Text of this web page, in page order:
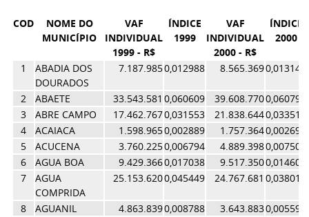
COD
NOME DO
MUNICÍPIO
VAF
INDIVIDUAL
1999 - R$
ÍNDICE
1999
VAF
INDIVIDUAL
2000 - R$
ÍNDICE
2000
1
ABADIA DOS
DOURADOS
7.187.9850,012988 8.565.3690,013146
2 ABAETE 33.543.581 0,060609 39.608.7700,060791
3
ABRE CAMPO 17.462.7670,031553 21.838.6440,033518
4
ACAIACA 1.598.9650,002889 1.757.3640,002697
5
ACUCENA 3.760.2250,006794 4.889.3980,007504
6
AGUA BOA 9.429.3660,017038 9.517.3500,014607
7
AGUA
COMPRIDA
25.153.6200,045449 24.767.681 0,038013
8 AGUANIL 4.863.8390,008788 3.643.8830,005593